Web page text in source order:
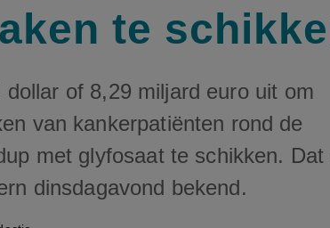
te
of 8,29 miljard euro uit om
van kankerpatiënten rond de
met glyfosaat te schikken. Dat
dinsdagavond bekend.